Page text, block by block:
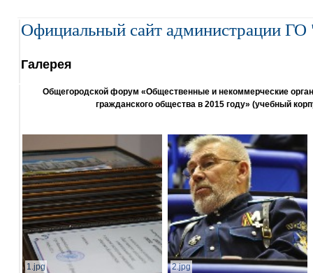
Официальный сайт администрации ГО
Галерея
Общегородской форум «Общественные и некоммерческие
гражданского общества в 2015 году» (учебный
1.jpg 2.jpg